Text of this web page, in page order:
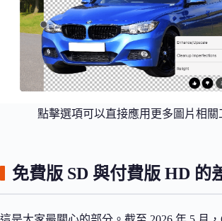
點擊選項可以直接應用更多圖片相關
免費版 SD 與付費版 HD 的